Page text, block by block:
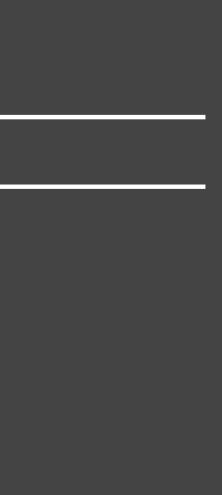
कई छात्रों ने कथित
MDMA होने की
रिपोर्ट आने के बाद
छात्रों को सांस लेने में
नजदीकी अस्पतालों में